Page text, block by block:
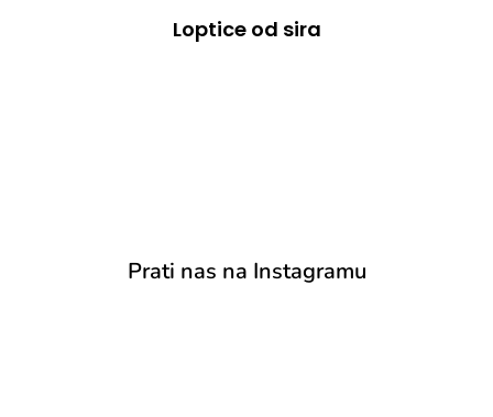
Loptice od sira
Prati nas na Instagramu